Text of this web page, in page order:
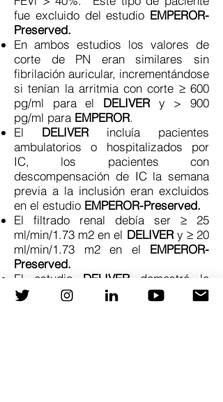
fue excluido del estudio EMPEROR-
Preserved.
En ambos estudios los valores de
corte de PN eran similares sin
fibrilación auricular, incrementándose
si tenían la arritmia con corte ≥ 600
pg/ml para el DELIVER y > 900
pg/ml para EMPEROR.
El DELIVER incluía pacientes
ambulatorios o hospitalizados por
IC, los pacientes con
descompensación de IC la semana
previa a la inclusión eran excluidos
en el estudio EMPEROR-Preserved.
El filtrado renal debía ser ≥ 25
ml/min/1.73 m2 en el DELIVERy ≥ 20
ml/min/1.73 m2 en el EMPEROR-
Preserved.
El estudio DELIVER demostró la
eficacia del fármaco en pacientes